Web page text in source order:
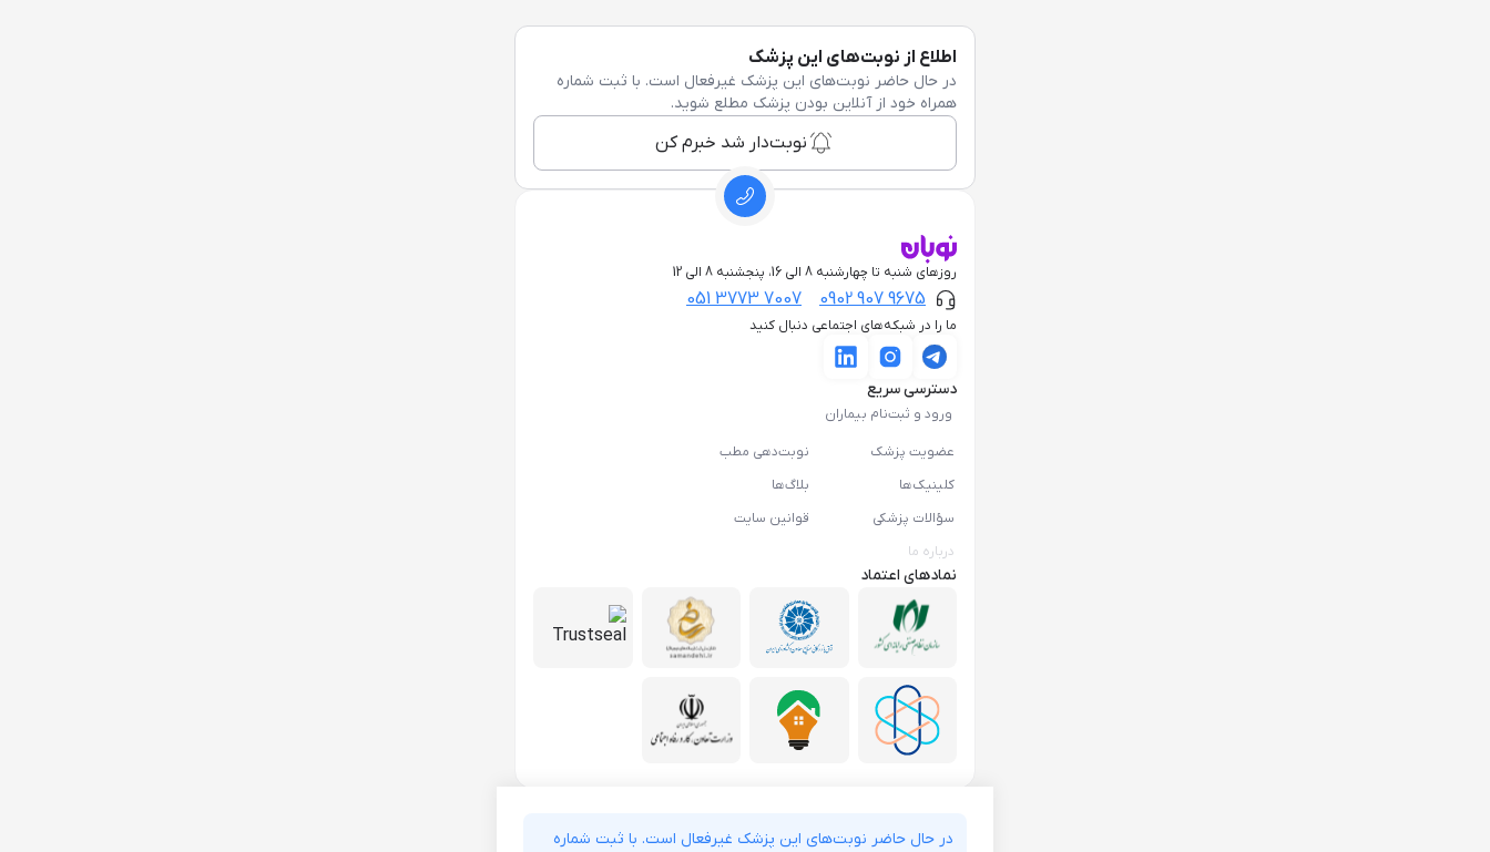
در حال حاضر نوبت‌های این پزشک غیرفعال است. با ثبت شماره
اطلاع از نوبت‌های این پزشک
در حال حاضر نوبت‌های این پزشک غیرفعال است. با ثبت شماره
همراه خود از آنلاین بودن پزشک مطلع شوید.
نوبت‌دار شد خبرم کن
روزهای شنبه تا چهارشنبه 8 الی 16، پنجشنبه 8 الی 12
0902 907 9675
051 3773 7007
ما را در شبکه‌های اجتماعی دنبال کنید
دسترسی سریع
ورود و ثبت‌نام بیماران
عضویت پزشک
نوبت‌دهی مطب
کلینیک‌ها
بلاگ‌ها
سؤالات پزشکی
قوانین سایت
درباره ما
نمادهای اعتماد